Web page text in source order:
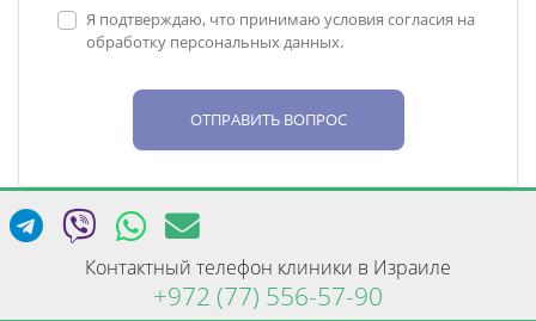
Я подтверждаю, что принимаю условия согласия на
обработку персональных данных.
ОТПРАВИТЬ ВОПРОС
Контактный телефон клиники в Израиле
+972 (77) 556-57-90